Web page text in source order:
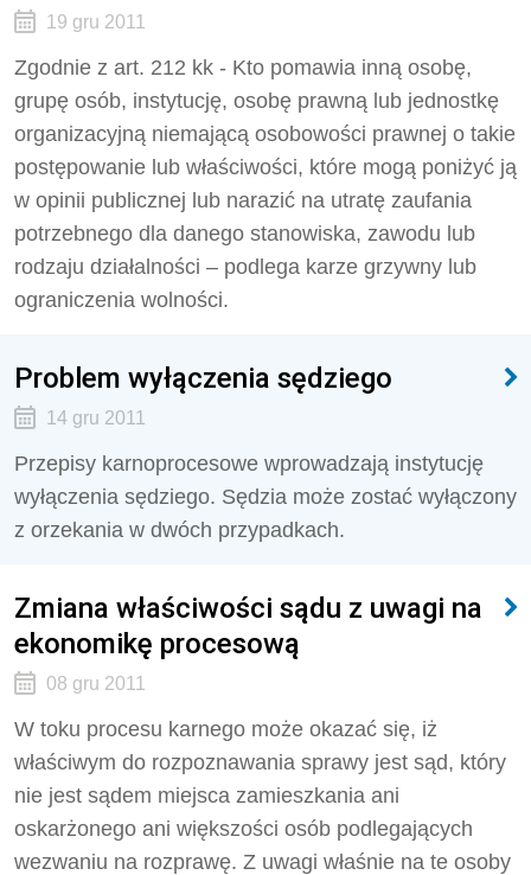
19 gru 2011
Zgodnie z art. 212 kk - Kto pomawia inną osobę,
grupę osób, instytucję, osobę prawną lub jednostkę
organizacyjną niemającą osobowości prawnej o takie
postępowanie lub właściwości, które mogą poniżyć ją
w opinii publicznej lub narazić na utratę zaufania
potrzebnego dla danego stanowiska, zawodu lub
rodzaju działalności – podlega karze grzywny lub
ograniczenia wolności.
Problem wyłączenia sędziego
14 gru 2011
Przepisy karnoprocesowe wprowadzają instytucję
wyłączenia sędziego. Sędzia może zostać wyłączony
z orzekania w dwóch przypadkach.
Zmiana właściwości sądu z uwagi na
ekonomikę procesową
08 gru 2011
W toku procesu karnego może okazać się, iż
właściwym do rozpoznawania sprawy jest sąd, który
nie jest sądem miejsca zamieszkania ani
oskarżonego ani większości osób podlegających
wezwaniu na rozprawę. Z uwagi właśnie na te osoby